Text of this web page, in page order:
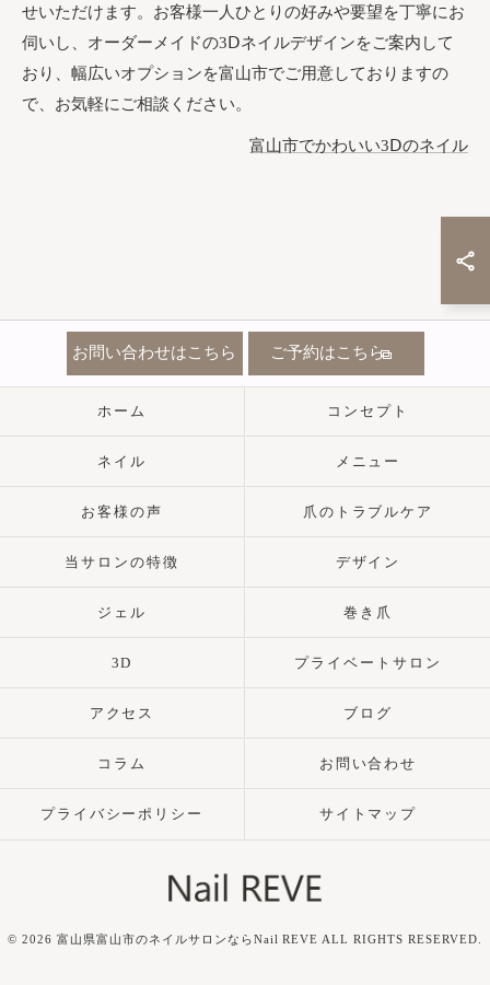
せいただけます。お客様一人ひとりの好みや要望を丁寧にお
伺いし、オーダーメイドの3Ⅾネイルデザインをご案内して
おり、幅広いオプションを富山市でご用意しておりますの
で、お気軽にご相談ください。
富山市でかわいい3Ⅾのネイル
お問い合わせはこちら ご予約はこちら
ホーム コンセプト
ネイル メニュー
お客様の声 爪のトラブルケア
当サロンの特徴 デザイン
ジェル 巻き爪
3D プライベートサロン
アクセス ブログ
コラム お問い合わせ
プライバシーポリシー サイトマップ
© 2026 富山県富山市のネイルサロンならNail REVE ALL RIGHTS RESERVED.